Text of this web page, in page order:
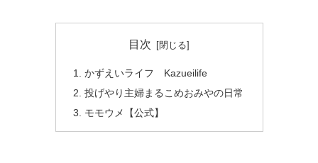
目次
かずえいライフ Kazueilife
投げやり主婦まるこめおみやの日常
モモウメ【公式】